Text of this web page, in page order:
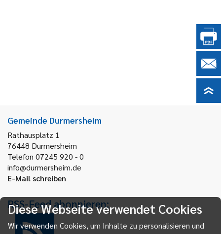
Gemeinde Durmersheim
Rathausplatz 1
76448 Durmersheim
Telefon 07245 920 - 0
info@durmersheim.de
E-Mail schreiben
RSS-Feed abonnieren:
Diese Webseite verwendet Cookies
Wir verwenden Cookies, um Inhalte zu personalisieren und